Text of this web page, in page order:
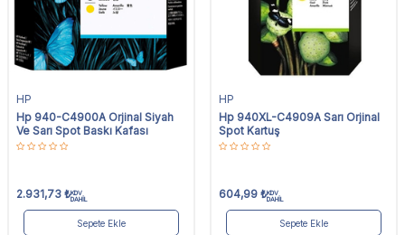
HP
Hp 940-C4900A Orjinal Siyah
Ve Sarı Spot Baskı Kafası
2.931,73 ₺KDV
DAHİL
Sepete Ekle
HP
Hp 940XL-C4909A Sarı Orjinal
Spot Kartuş
604,99 ₺KDV
DAHİL
Sepete Ekle